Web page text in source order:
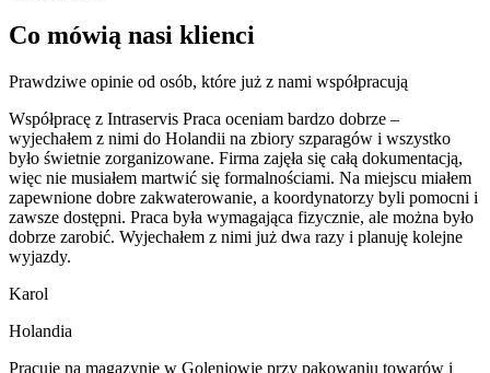
Co mówią nasi klienci
Prawdziwe opinie od osób, które już z nami współpracują
Współpracę z Intraservis Praca oceniam bardzo dobrze –
wyjechałem z nimi do Holandii na zbiory szparagów i wszystko
było świetnie zorganizowane. Firma zajęła się całą dokumentacją,
więc nie musiałem martwić się formalnościami. Na miejscu miałem
zapewnione dobre zakwaterowanie, a koordynatorzy byli pomocni i
zawsze dostępni. Praca była wymagająca fizycznie, ale można było
dobrze zarobić. Wyjechałem z nimi już dwa razy i planuję kolejne
wyjazdy.
Karol
Holandia
Pracuję na magazynie w Goleniowie przy pakowaniu towarów i